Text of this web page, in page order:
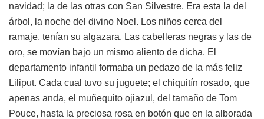
navidad; la de las otras con San Silvestre. Era esta la del
árbol, la noche del divino Noel. Los niños cerca del
ramaje, tenían su algazara. Las cabelleras negras y las de
oro, se movían bajo un mismo aliento de dicha. El
departamento infantil formaba un pedazo de la más feliz
Liliput. Cada cual tuvo su juguete; el chiquitín rosado, que
apenas anda, el muñequito ojiazul, del tamaño de Tom
Pouce, hasta la preciosa rosa en botón que en la alborada